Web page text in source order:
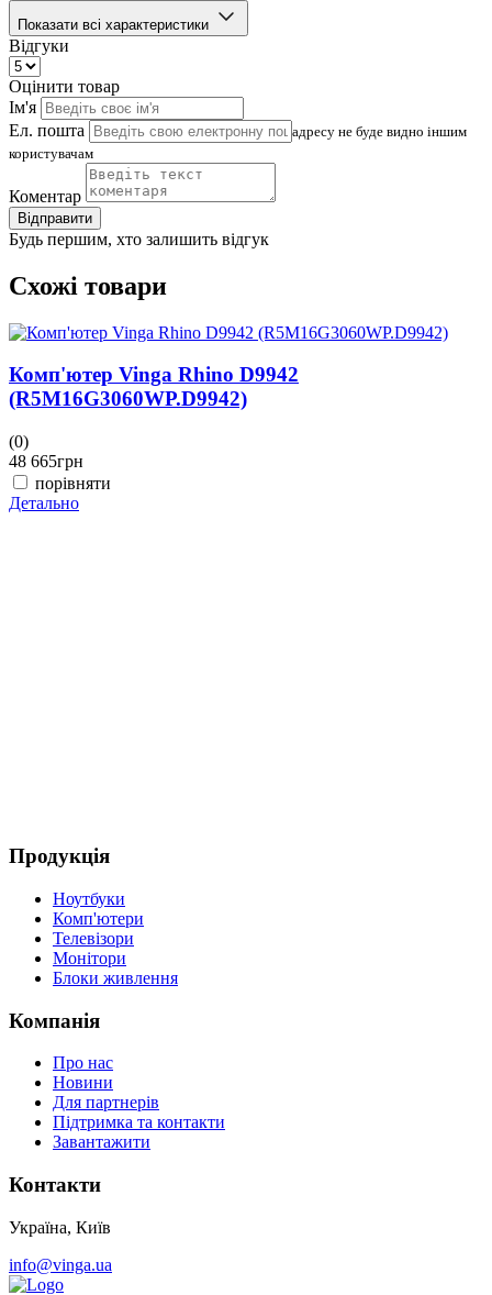
Показати всі характеристики
Відгуки
Оцінити товар
Ім'я
Ел. пошта
адресу не буде видно іншим
користувачам
Коментар
Відправити
Будь першим, хто залишить відгук
Схожі товари
Комп'ютер Vinga Rhino D9942
(R5M16G3060WP.D9942)
(0)
48 665грн
порівняти
Детально
Продукція
Ноутбуки
Комп'ютери
Телевізори
Монітори
Блоки живлення
Компанія
Про нас
Новини
Для партнерів
Підтримка та контакти
Завантажити
Контакти
Україна, Київ
info@vinga.ua